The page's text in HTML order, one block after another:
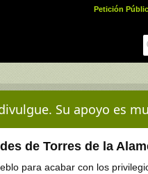
Petición
Su apoyo es
de Torres de la
para acabar con los